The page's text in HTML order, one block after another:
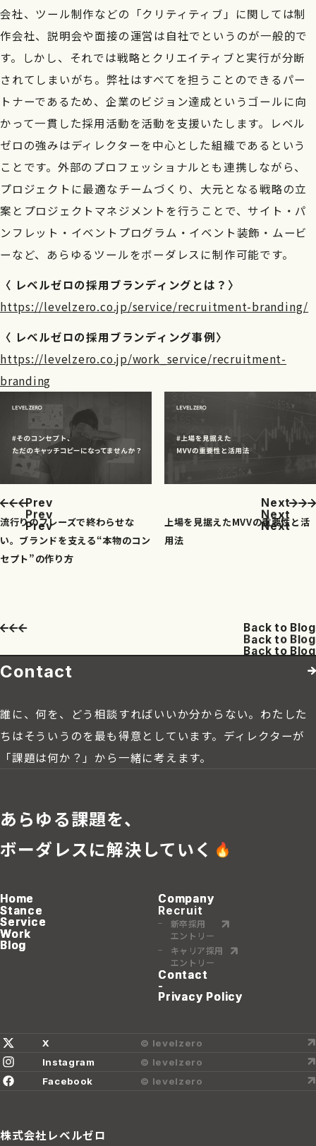
会社、ツール制作などの「クリティティブ」に関しては制
作会社、説明会や面接の運営は自社でというのが一般的で
す。しかし、それでは戦略とクリエイティブと実行が分断
されてしまいがち。弊社はすべてを担うことのできるパー
トナーであるため、企業のビジョン達成というゴールに向
かって一貫した採用活動を活動を支援いたします。レベル
ゼロの強みはディレクターを中心とした組織であるという
ことです。外部のプロフェッショナルとも連携しながら、
プロジェクトに最適なチームづくり、大元となる戦略の立
案とプロジェクトマネジメントを行うことで、サイト・パ
ンフレット・イベントプログラム・イベント装飾・ムービ
ーなど、あらゆるツールをボーダレスに制作可能です。
〈 レベルゼロの採用ブランディングとは？〉
https://levelzero.co.jp/service/recruitment-branding/
〈 レベルゼロの採用ブランディング事例〉
https://levelzero.co.jp/work_service/recruitment-
branding
流行りのフレーズで終わらせな
い。ブランドを支える“本物のコン
セプト”の作り方
Prev
Prev
Prev
上場を見据えたMVVの重要性と活
用法
N ext
Next
Next
Bac k to B og
Back to Blog
Bac k to B og
Contact
誰に、何を、どう相談すればいいか分からない。わたした
ちはそういうのを最も得意としています。ディレクターが
「課題は何か？」から一緒に考えます。
あらゆる課題を、
ボーダレスに解決していく
Home
Home
Home
Stance
Stance
Stance
Service
Service
Service
Work
Work
Work
Blog
Blog
Blog
Company
Company
Company
Recruit
新卒採用
エントリー
新卒採用
エントリー
新卒採用
エントリー
キャリア採用
エントリー
キャリア採用
エントリー
キャリア採用
エントリー
Contact
Contact
Contact
-
Privacy Policy
Privacy Policy
Privacy Policy
株式会社レベルゼロ
X
© levelzero
Instagram
© levelzero
Facebook
© levelzero